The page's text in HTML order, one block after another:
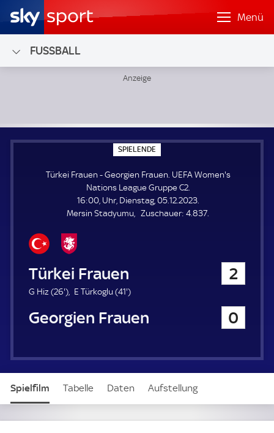
Menü
FUSSBALL
SPIELENDE
P
E
E
N
D
E
Türkei Frauen - Georgien Frauen. UEFA Women's
Nations League Gruppe C2.
16:00, Uhr, Dienstag, 05.12.2023.
Mersin Stadyumu
Zuschauer: Z
4.837.
Türkei Frauen 2
G Hiz (26'2
.
m
e
) E Türkoglu (41'4
.
e
)
Georgien Frauen 0
Spielfilm Tabelle Daten Aufstellung